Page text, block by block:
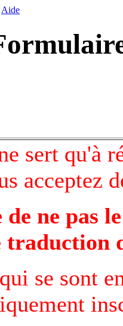
Aide
sert qu'à
acceptez
de ne pas
traduction
se sont